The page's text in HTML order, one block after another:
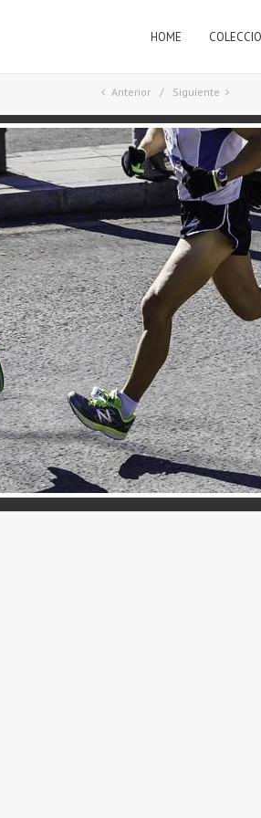
HOME
Anterior Siguiente